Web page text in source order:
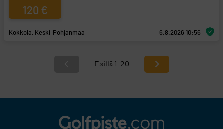
120 €
Kokkola, Keski-Pohjanmaa 6.8.2026 10:56
Esillä 1-20